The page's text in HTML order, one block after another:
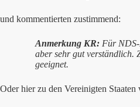
und kommentierten zustimmend:
Anmerkung KR: Für
aber sehr gut verständlich.
geeignet.
Oder hier zu den Vereinigten Staaten